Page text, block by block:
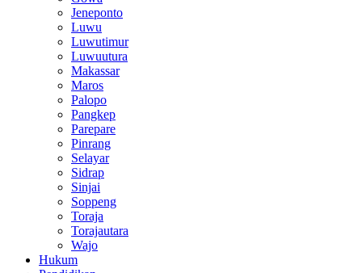
Jeneponto
Luwu
Luwutimur
Luwuutura
Makassar
Maros
Palopo
Pangkep
Parepare
Pinrang
Selayar
Sidrap
Sinjai
Soppeng
Toraja
Torajautara
Wajo
Hukum